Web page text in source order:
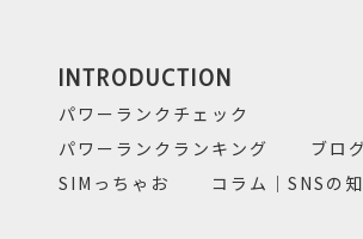
INTRODUCTION
パワーランクチェック
パワーランクランキング
ブロ
SIMっちゃお
コラム｜SNSの